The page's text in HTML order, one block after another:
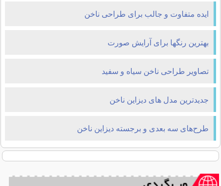
ایده متفاوت و جالب برای طراحی ناخن
بهترين رنگها برای آرايش صورت
تصاویر طراحی ناخن سیاه و سفید
جدیدترین مدل های دیزاین ناخن
طرح‌های سه بعدی و برجسته دیزاین ناخن